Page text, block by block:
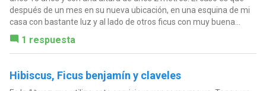
después de un mes en su nueva ubicación, en una esquina de mi
casa con bastante luz y al lado de otros ficus con muy buena...
1 respuesta
Hibiscus, Ficus benjamín y claveles